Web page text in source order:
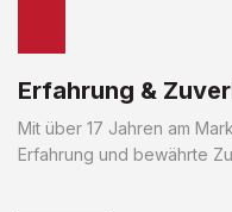
Erfahrung &
Mit über 17 Jahren am
Erfahrung und bewährte